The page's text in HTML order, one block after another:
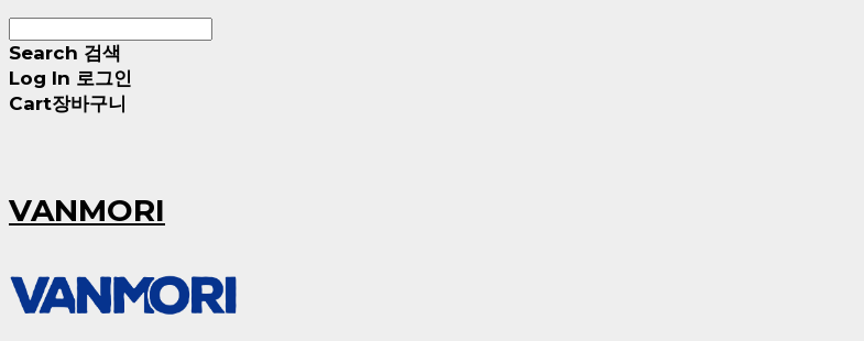
Search 검색
Log In 로그인
Cart장바구니
VANMORI